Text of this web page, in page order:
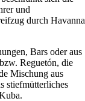
und
durch Havanna
Bars oder aus
Reguetón, die
Mischung aus
stiefmütterliches